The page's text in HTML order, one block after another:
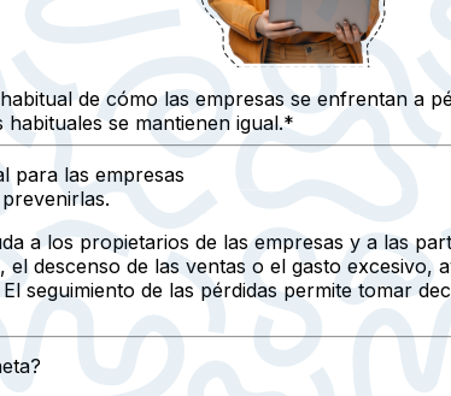
de cómo las empresas se enfrentan a
se mantienen igual.*
para las empresas
a los propietarios de las empresas y a las
descenso de las ventas o el gasto excesivo,
seguimiento de las pérdidas permite tomar